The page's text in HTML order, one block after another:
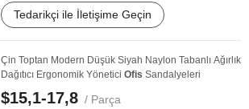
Tedarikçi ile İletişime Geçin
Çin Toptan Modern Düşük Siyah Naylon Tabanlı Ağırlık
Dağıtıcı Ergonomik Yönetici Ofis Sandalyeleri
$15,1-17,8 / Parça